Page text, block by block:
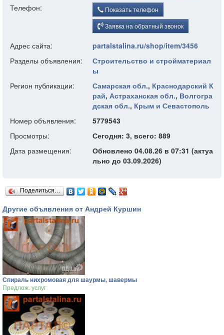
Телефон:
Показать телефон
Заявка на обратный звонок
Адрес сайта:
partalstalina.ru/shop/item/3456
Разделы объявления:
Строительство и стройматериал
ы
Регион публикации:
Самарская обл., Краснодарский К
рай, Астраханская обл., Волгогра
дская обл., Крым и Севастополь
Номер объявления:
5779543
Просмотры:
Сегодня: 3, всего: 889
Дата размещения:
Обновлено 04.08.26 в 07:31 (актуа
льно до 03.09.2026)
Поделиться…
Другие объявления от Андрей Куршин
Спираль нихромовая для шаурмы, шавермы
Предлож. услуг